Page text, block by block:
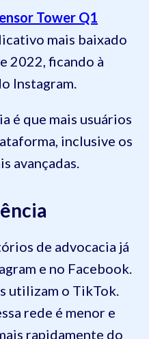
Tower Q1
mais baixado
2022, ficando à
Instagram.
é que mais usuários
inclusive os
avançadas.
de advocacia já
e no Facebook.
utilizam o TikTok.
rede é menor e
rapidamente do